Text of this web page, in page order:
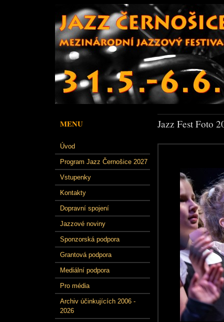
MENU
Úvod
Program Jazz Černošice 2027
Vstupenky
Kontakty
Dopravní spojení
Jazzové noviny
Sponzorská podpora
Grantová podpora
Mediální podpora
Pro média
Archiv účinkujících 2006 -
2026
Jazz Fest Foto